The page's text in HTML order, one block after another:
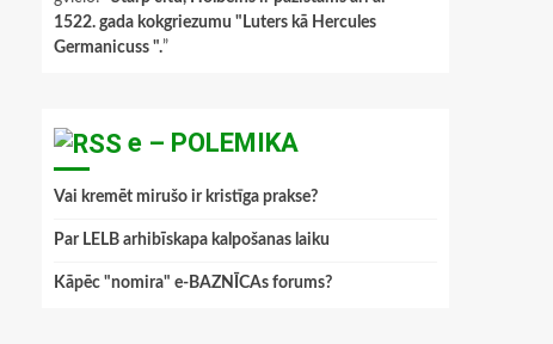
1522. gada kokgriezumu "Luters kā Hercules
Germanicuss ".”
e – POLEMIKA
Vai kremēt mirušo ir kristīga prakse?
Par LELB arhibīskapa kalpošanas laiku
Kāpēc "nomira" e-BAZNĪCAs forums?